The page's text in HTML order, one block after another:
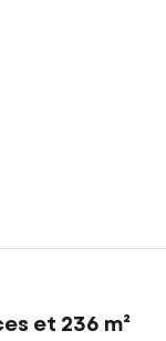
et 236 m²